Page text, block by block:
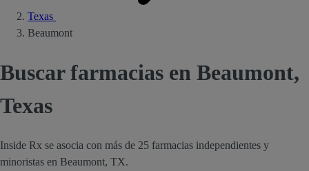
Texas
Beaumont
Buscar farmacias en Beaumont,
Texas
Inside Rx se asocia con más de 25 farmacias independientes y
minoristas en Beaumont, TX.